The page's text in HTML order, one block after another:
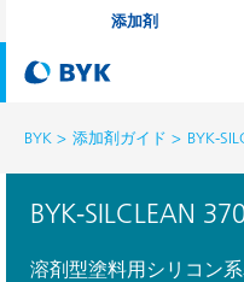
添加剤
BYK 添加剤ガイド BYK-
BYK-SILCLEAN
溶剤型塗料用シリコン